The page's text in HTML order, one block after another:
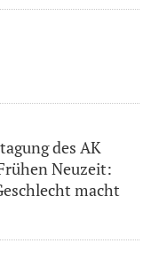
des AK
Neuzeit:
macht